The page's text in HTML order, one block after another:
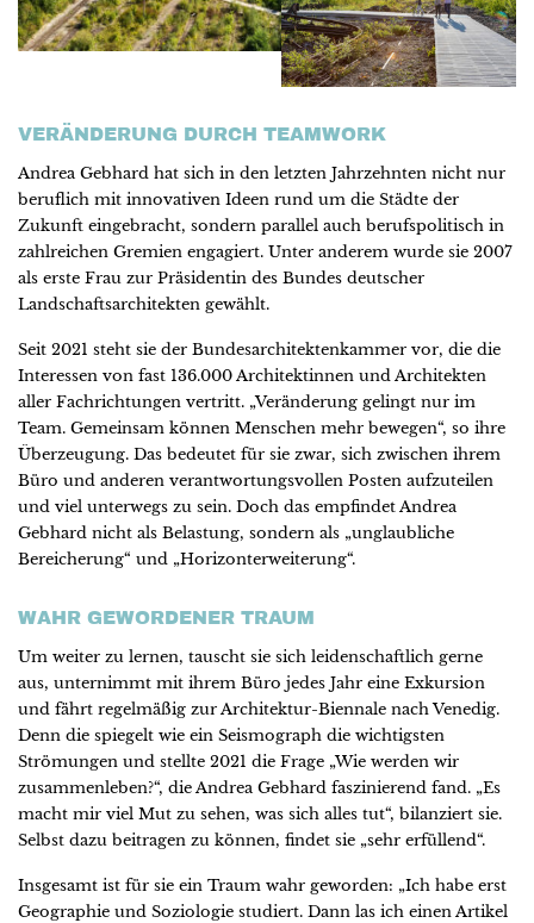
VERÄNDERUNG DURCH TEAMWORK
Andrea Gebhard hat sich in den letzten Jahrzehnten nicht nur
beruflich mit innovativen Ideen rund um die Städte der
Zukunft eingebracht, sondern parallel auch berufspolitisch in
zahlreichen Gremien engagiert. Unter anderem wurde sie 2007
als erste Frau zur Präsidentin des Bundes deutscher
Landschaftsarchitekten gewählt.
Seit 2021 steht sie der Bundesarchitektenkammer vor, die die
Interessen von fast 136.000 Architektinnen und Architekten
aller Fachrichtungen vertritt. „Veränderung gelingt nur im
Team. Gemeinsam können Menschen mehr bewegen“, so ihre
Überzeugung. Das bedeutet für sie zwar, sich zwischen ihrem
Büro und anderen verantwortungsvollen Posten aufzuteilen
und viel unterwegs zu sein. Doch das empfindet Andrea
Gebhard nicht als Belastung, sondern als „unglaubliche
Bereicherung“ und „Horizonterweiterung“.
WAHR GEWORDENER TRAUM
Um weiter zu lernen, tauscht sie sich leidenschaftlich gerne
aus, unternimmt mit ihrem Büro jedes Jahr eine Exkursion
und fährt regelmäßig zur Architektur-Biennale nach Venedig.
Denn die spiegelt wie ein Seismograph die wichtigsten
Strömungen und stellte 2021 die Frage „Wie werden wir
zusammenleben?“, die Andrea Gebhard faszinierend fand. „Es
macht mir viel Mut zu sehen, was sich alles tut“, bilanziert sie.
Selbst dazu beitragen zu können, findet sie „sehr erfüllend“.
Insgesamt ist für sie ein Traum wahr geworden: „Ich habe erst
Geographie und Soziologie studiert. Dann las ich einen Artikel